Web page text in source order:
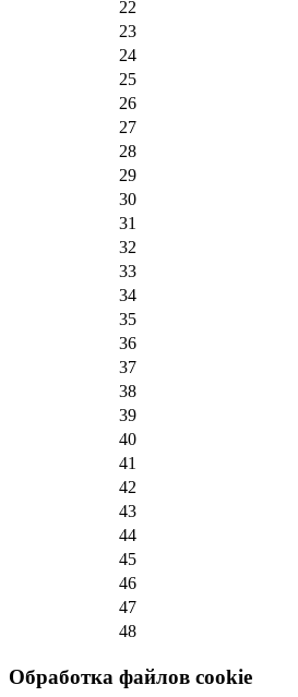
22
23
24
25
26
27
28
29
30
31
32
33
34
35
36
37
38
39
40
41
42
43
44
45
46
47
48
Обработка файлов cookie